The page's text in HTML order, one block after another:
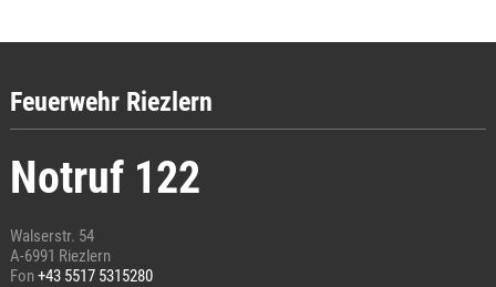
Feuerwehr Riezlern
Notruf 122
Walserstr. 54
A-6991 Riezlern
Fon+43 5517 5315280